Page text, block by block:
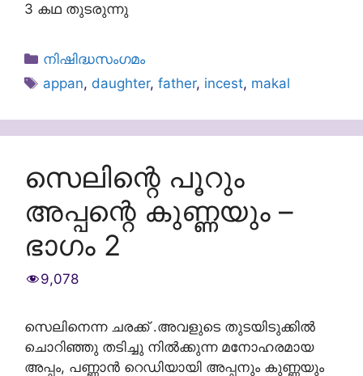
3 കഥ തുടരുന്നു
Categories
നിഷിദ്ധസംഗമം
Tags
appan, daughter,father, incest, makal
സെലിന്റെ പൂറും
അപ്പന്റെ കുണ്ണയും –
ഭാഗം 2
9,078
സെലിനെന്ന ചരക്ക് .അവളുടെ തുടയിടുക്കില്‍
ചൊറിഞ്ഞു തടിച്ചു നില്‍ക്കുന്ന മനോഹരമായ
അപ്പം, പണ്ണാന്‍ റെഡിയായി അപ്പനും കുണ്ണയും